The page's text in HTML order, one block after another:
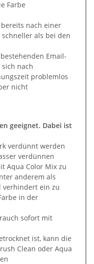
Farbe
nach einer
als bei den
Email-
sich nach
problemlos
nicht
geeignet. Dabei ist
verdünnt werden
verdünnen
Aqua Color Mix zu
anderem als
verhindert ein zu
in der
sofort mit
ist, kann die
Clean oder Aqua